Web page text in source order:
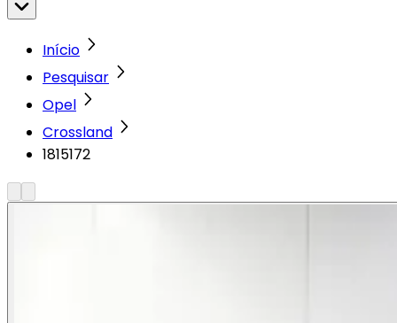
Início
Pesquisar
Opel
Crossland
1815172